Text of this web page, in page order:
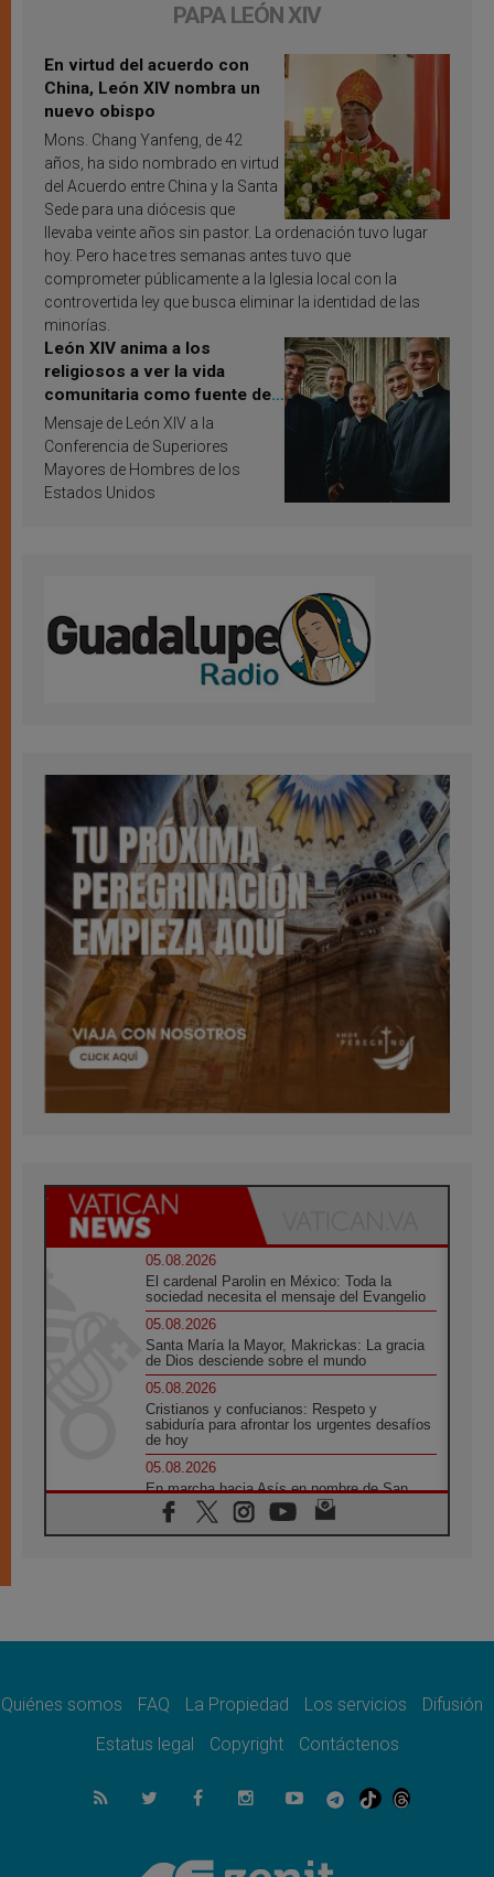
PAPA LEÓN XIV
En virtud del acuerdo con
China, León XIV nombra un
nuevo obispo
Mons. Chang Yanfeng, de 42
años, ha sido nombrado en virtud
del Acuerdo entre China y la Santa
Sede para una diócesis que
llevaba veinte años sin pastor. La ordenación tuvo lugar
hoy. Pero hace tres semanas antes tuvo que
comprometer públicamente a la Iglesia local con la
controvertida ley que busca eliminar la identidad de las
minorías.
León XIV anima a los
religiosos a ver la vida
comunitaria como fuente de
inspiración y santificación
Mensaje de León XIV a la
Conferencia de Superiores
Mayores de Hombres de los
Estados Unidos
05.08.2026
El cardenal Parolin en México: Toda la
sociedad necesita el mensaje del Evangelio
05.08.2026
Santa María la Mayor, Makrickas: La gracia
de Dios desciende sobre el mundo
05.08.2026
Cristianos y confucianos: Respeto y
sabiduría para afrontar los urgentes desafíos
de hoy
05.08.2026
En marcha hacia Asís en nombre de San
Francisco, a la espera de León
05.08.2026
quienes bendicen la guerra
Ucrania: Ataque masivo en Kyiv durante la
05.08.2026
Colombo: "La visita del Papa a Argentina
05.08.2026
Quiénes somos FAQ La Propiedad Los servicios
Difusión
Estatus legal
Copyright Contáctenos